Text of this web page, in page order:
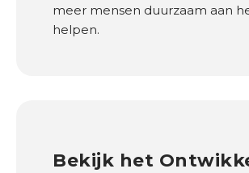
meer mensen duurzaam aan
helpen.
Bekijk het